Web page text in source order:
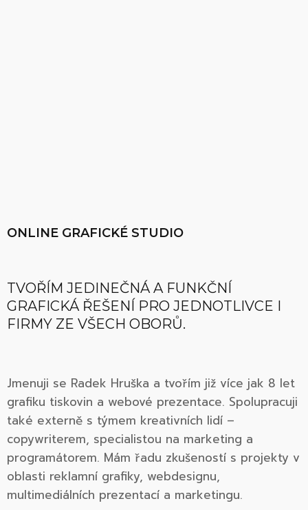
ONLINE GRAFICKÉ STUDIO
TVOŘÍM JEDINEČNÁ A FUNKČNÍ
GRAFICKÁ ŘEŠENÍ PRO JEDNOTLIVCE I
FIRMY ZE VŠECH OBORŮ.
Jmenuji se Radek Hruška a tvořím již více jak 8 let
grafiku tiskovin a webové prezentace. Spolupracuji
také externě s týmem kreativních lidí –
copywriterem, specialistou na marketing a
programátorem. Mám řadu zkušeností s projekty v
oblasti reklamní grafiky, webdesignu,
multimediálních prezentací a marketingu.